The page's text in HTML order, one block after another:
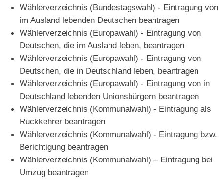
Wählerverzeichnis (Bundestagswahl) - Eintragung von
im Ausland lebenden Deutschen beantragen
Wählerverzeichnis (Europawahl) - Eintragung von
Deutschen, die im Ausland leben, beantragen
Wählerverzeichnis (Europawahl) - Eintragung von
Deutschen, die in Deutschland leben, beantragen
Wählerverzeichnis (Europawahl) - Eintragung von in
Deutschland lebenden Unionsbürgern beantragen
Wählerverzeichnis (Kommunalwahl) - Eintragung als
Rückkehrer beantragen
Wählerverzeichnis (Kommunalwahl) - Eintragung bzw.
Berichtigung beantragen
Wählerverzeichnis (Kommunalwahl) – Eintragung bei
Umzug beantragen